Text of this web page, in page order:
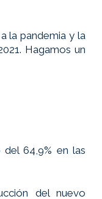
la pandemia y la
Hagamos un
64,9% en las
del nuevo